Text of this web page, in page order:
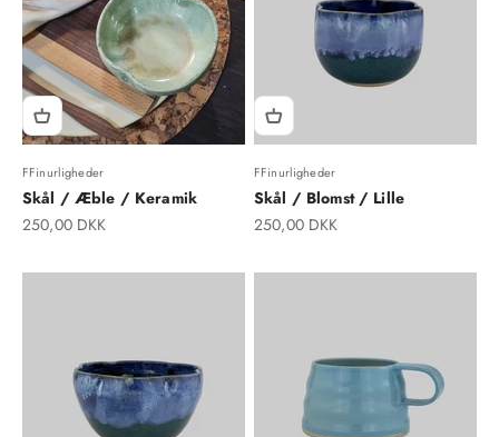
FFinurligheder
Skål / Æble / Keramik
Salgspris
250,00 DKK
FFinurligheder
Skål / Blomst / Lille
Salgspris
250,00 DKK